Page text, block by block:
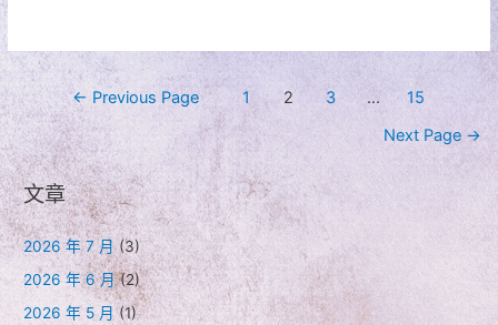
稿
文
章
導
覽
← Previous Page 1 2 3 ...
15
Next Page →
文章
2026 年 7 月(3)
2026 年 6 月(2)
2026 年 5 月 (1)